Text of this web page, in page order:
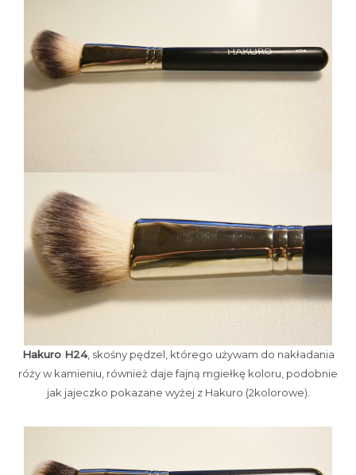
Hakuro H24, skośny pędzel, którego używam do nakładania
róży w kamieniu, również daje fajną mgiełkę koloru, podobnie
jak jajeczko pokazane wyżej z Hakuro (2kolorowe).